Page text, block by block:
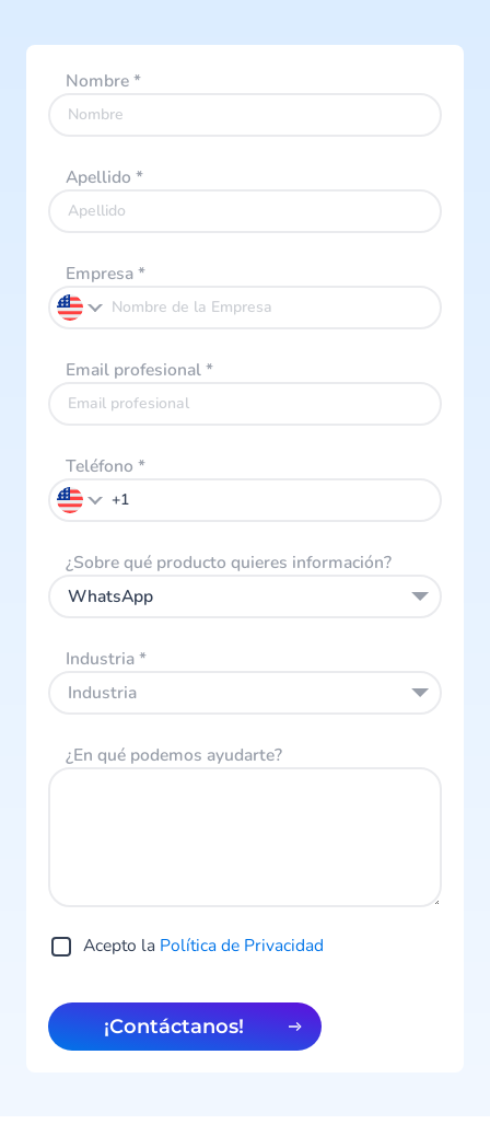
Nombre*
Apellido *
Empresa*
Email profesional*
Teléfono *
¿Sobre qué producto quieres información?
WhatsApp
Industria*
Industria
¿En qué podemos ayudarte?
Acepto la Política de Privacidad
¡Contáctanos!